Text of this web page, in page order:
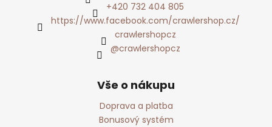
+420 732 404 805
https://www.facebook.com/crawlershop.cz/
crawlershopcz
@crawlershopcz
Vše o nákupu
Doprava a platba
Bonusový systém